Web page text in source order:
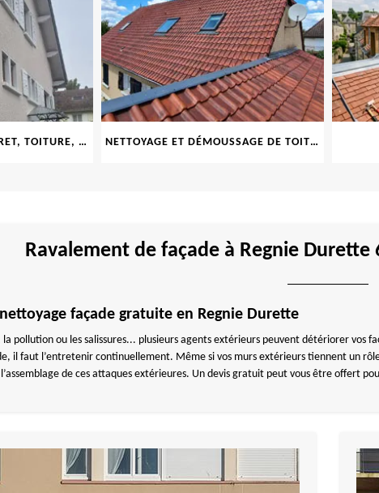
PEINTURE FAÇADE, MURET, TOITURE, BOISERIE, FERRONERIE, GOUTTIÈRE 69 NETTOYAGE ET DÉMOUSSAGE DE TOITURE ET FAÇADE 69
Ravalement de façade à Regnie
façade gratuite en Regnie Durette
la pollution ou les salissures... plusieurs agents extérieurs peuvent détériorer
il faut l’entretenir continuellement. Même si vos murs extérieurs tiennent un
de ces attaques extérieures. Un devis gratuit peut vous être offert